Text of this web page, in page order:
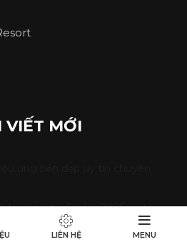
VIẾT MỚI
trọn gói tại Gia Lai 2026 uy tín
LIÊN HỆ MENU